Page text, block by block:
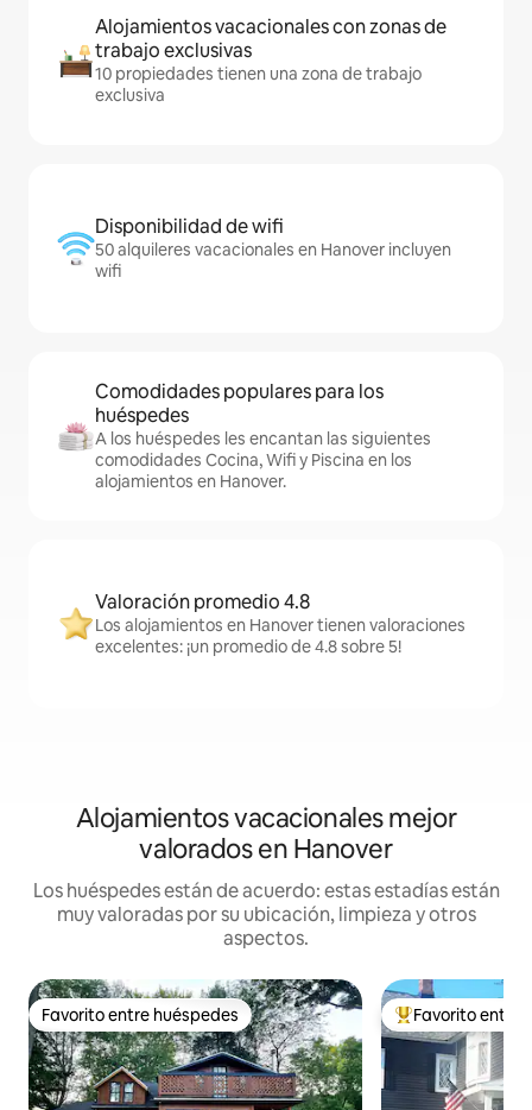
Alojamientos vacacionales con zonas de
trabajo exclusivas
10 propiedades tienen una zona de trabajo
exclusiva
Disponibilidad de wifi
50 alquileres vacacionales en Hanover incluyen
wifi
Comodidades populares para los
huéspedes
A los huéspedes les encantan las siguientes
comodidades Cocina, Wifi y Piscina en los
alojamientos en Hanover.
Valoración promedio 4.8
Los alojamientos en Hanover tienen valoraciones
excelentes: ¡un promedio de 4.8 sobre 5!
Alojamientos vacacionales mejor
valorados en Hanover
Los huéspedes están de acuerdo: estas estadías están
muy valoradas por su ubicación, limpieza y otros
aspectos.
Favorito entre huéspedes
Favorito entre huéspedes Favorito entre
Favorito entre